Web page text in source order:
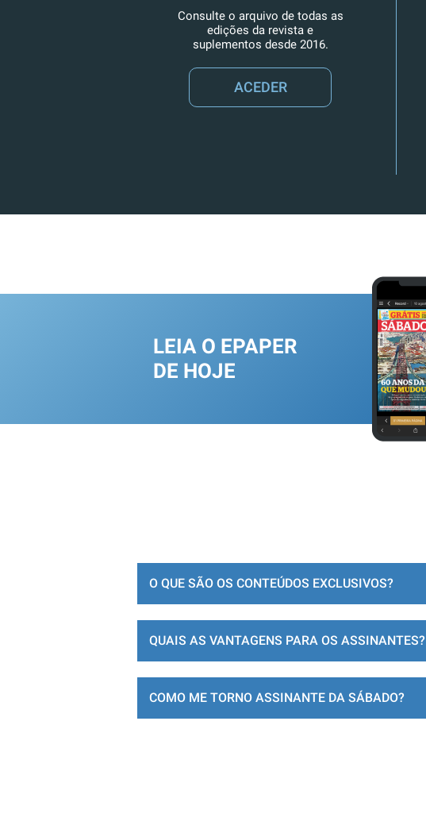
Consulte o arquivo de todas as
edições da revista e
suplementos desde 2016.
ACEDER
LEIA O EPAPER
DE HOJE
O QUE SÃO OS CONTEÚDOS EXCLUSIVOS?
QUAIS AS VANTAGENS PARA OS ASSINANTES?
COMO ME TORNO ASSINANTE DA SÁBADO?